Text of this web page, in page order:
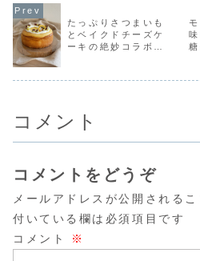
り方動画があるわ
よかったら見てみ
てね♡【Xmasト
ナカイクッキー】
インスタリール動
画...
見立てたパンプキ
ンシードを飾って
🍃再びオーブンで
たっぷりさつまいも
とベイクドチーズケ
ーキの絶妙コラボ
コメント
コメントをどうぞ
メールアドレスが公開されるこ
付いている欄は必須項目です
コメント
※